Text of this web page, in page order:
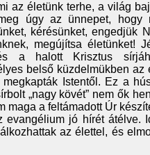
az életünk terhe, a világ
úgy az ünnepet, hogy
kérésünket, engedjük
megújítsa életünket!
és a halott Krisztus
belső küzdelmükben az
Istentől. Ez a
„nagy kövét” nem ők
maga a feltámadott Úr
evangélium jó hírét átélve.
az élettel, és